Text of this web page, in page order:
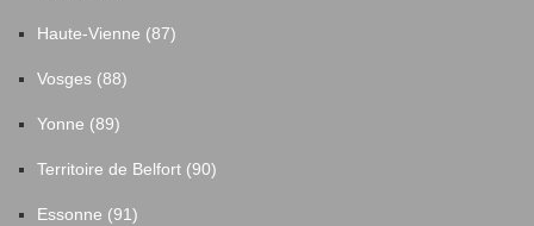
Haute-Vienne (87)
Vosges (88)
Yonne (89)
Territoire de Belfort (90)
Essonne (91)